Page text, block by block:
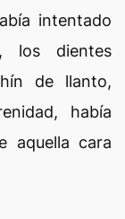
intentado
los dientes
de llanto,
había
aquella cara